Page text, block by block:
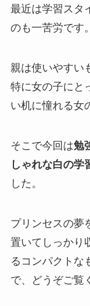
最近は学習スタ
のも一苦労です。
親は使いやすい
特に女の子にと
い机に憧れる女
そこで今回は勉
しゃれな白の学
した。
プリンセスの夢
置いてしっかり
るコンパクトな
で、どうぞご覧